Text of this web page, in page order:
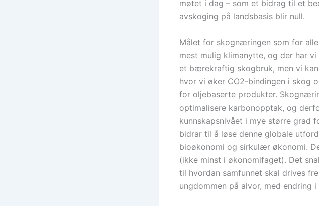
møtet i dag – som et bidrag til et
avskoging på landsbasis blir null.
Målet for skognæringen som for
mest mulig klimanytte, og der har
et bærekraftig skogbruk, men vi
hvor vi øker CO2-bindingen i skog
for oljebaserte produkter.
optimalisere karbonopptak, og
kunnskapsnivået i mye større grad
bidrar til å løse denne globale
bioøkonomi og sirkulær økonomi.
(ikke minst i økonomifaget). Det
til hvordan samfunnet skal drives
ungdommen på alvor, med endring i